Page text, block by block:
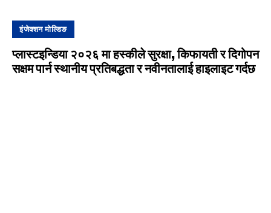
इंजेक्शन मोल्डिङ
प्लास्टइन्डिया २०२६ मा हस्कीले सुरक्षा, किफायती र दिगोपन
सक्षम पार्न स्थानीय प्रतिबद्धता र नवीनतालाई हाइलाइट गर्दछ